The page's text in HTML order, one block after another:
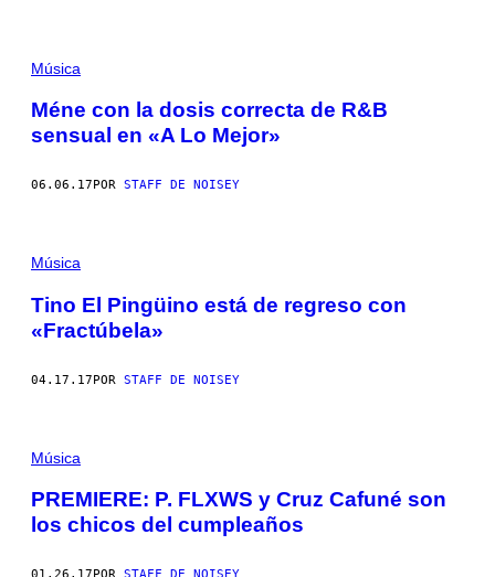
Música
Méne con la dosis correcta de R&B
sensual en «A Lo Mejor»
06.06.17 POR STAFF DE NOISEY
Música
Tino El Pingüino está de regreso con
«Fractúbela»
04.17.17POR STAFF DE NOISEY
Música
PREMIERE: P. FLXWS y Cruz Cafuné son
los chicos del cumpleaños